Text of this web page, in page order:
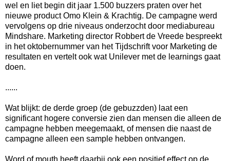
wel en liet begin dit jaar 1.500 buzzers praten over het
nieuwe product Omo Klein & Krachtig. De campagne werd
vervolgens op drie niveaus onderzocht door mediabureau
Mindshare. Marketing director Robbert de Vreede bespreekt
in het oktobernummer van het Tijdschrift voor Marketing de
resultaten en vertelt ook wat Unilever met de learnings gaat
doen.
......
Wat blijkt: de derde groep (de gebuzzden) laat een
significant hogere conversie zien dan mensen die alleen de
campagne hebben meegemaakt, of mensen die naast de
campagne alleen een sample hebben ontvangen.
Word of mouth heeft daarbij ook een positief effect op de